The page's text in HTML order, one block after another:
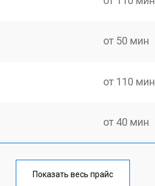
от 50 мин
от 110 мин
от 40 мин
от 50 мин
Показать весь прайс